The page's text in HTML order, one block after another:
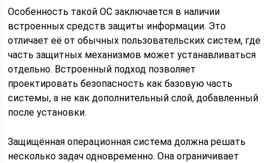
Особенность такой ОС заключается в наличии
встроенных средств защиты информации. Это
отличает её от обычных пользовательских систем, где
часть защитных механизмов может устанавливаться
отдельно. Встроенный подход позволяет
проектировать безопасность как базовую часть
системы, а не как дополнительный слой, добавленный
после установки.
Защищённая операционная система должна решать
несколько задач одновременно. Она ограничивает